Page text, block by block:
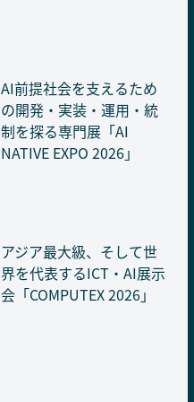
AI前提社会を支えるため
の開発・実装・運用・統
制を探る専門展「AI
NATIVE EXPO 2026」
アジア最大級、そして世
界を代表するICT・AI展示
会「COMPUTEX 2026」